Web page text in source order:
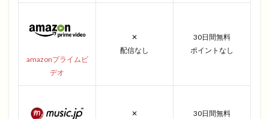
amazonプライムビ
デオ
✕
配信なし
30日間無料
ポイントなし
✕
30日間無料